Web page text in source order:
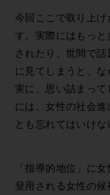
今回ここで取り上
す。実際にはもっ
されたり、世間で
に見てしまうと、
実に、思い詰まっ
には、女性の社会
とも忘れてはいけな
「指導的地位」に
登用される女性の候